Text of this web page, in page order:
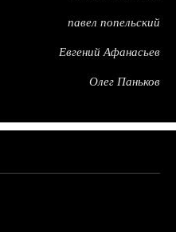
павел попельский
Евгений Афанасьев
Олег Паньков